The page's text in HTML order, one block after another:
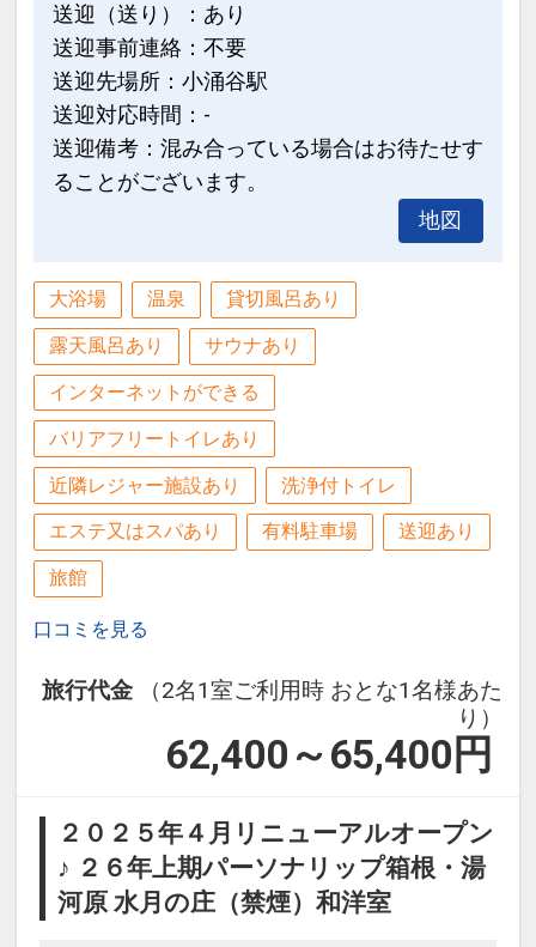
送迎（送り）：あり
送迎事前連絡：不要
送迎先場所：小涌谷駅
送迎対応時間：-
送迎備考：混み合っている場合はお待たせす
ることがございます。
地図
大浴場 温泉 貸切風呂あり
露天風呂あり サウナあり
インターネットができる
バリアフリートイレあり
近隣レジャー施設あり 洗浄付トイレ
エステ又はスパあり 有料駐車場 送迎あり
旅館
口コミを見る
旅行代金
（2名1室ご利用時 おとな1名様あた
り）
62,400～65,400 円
２０２５年４月リニューアルオープン
♪ ２６年上期パーソナリップ箱根・湯
河原 水月の庄（禁煙）和洋室